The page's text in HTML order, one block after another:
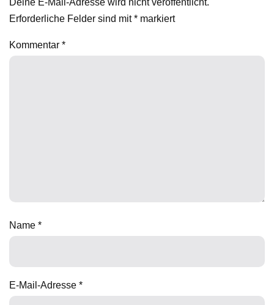
Deine E-Mail-Adresse wird nicht veröffentlicht.
Erforderliche Felder sind mit* markiert
Kommentar *
Name *
E-Mail-Adresse *